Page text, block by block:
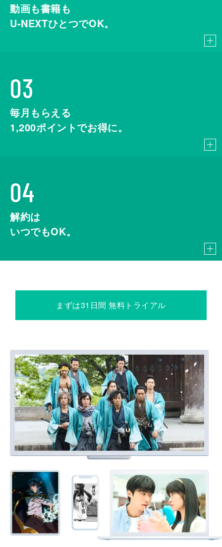
動画も書籍も
U-NEXTひとつでOK。
03
毎月もらえる
1,200ポイントでお得に。
04
解約は
いつでもOK。
まずは31日間 無料トライアル